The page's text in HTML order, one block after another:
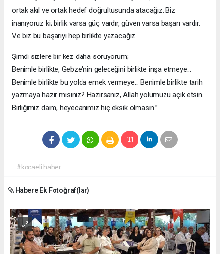
ortak akıl ve ortak hedef doğrultusunda atacağız. Biz
inanıyoruz ki; birlik varsa güç vardır, güven varsa başarı vardır.
Ve biz bu başarıyı hep birlikte yazacağız.
Şimdi sizlere bir kez daha soruyorum;
Benimle birlikte, Gebze'nin geleceğini birlikte inşa etmeye...
Benimle birlikte bu yolda emek vermeye... Benimle birlikte tarih
yazmaya hazır mısınız? Hazırsanız, Allah yolumuzu açık etsin.
Birliğimiz daim, heyecanımız hiç eksik olmasın.”
#kocaeli haber
Habere Ek Fotoğraf(lar)